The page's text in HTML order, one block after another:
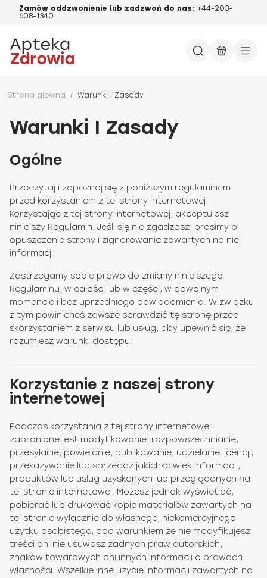
Zamów oddzwonienie lub zadzwoń do nas: +44-203-
608-1340
Strona główna / Warunki I Zasady
Warunki I Zasady
Ogólne
Przeczytaj i zapoznaj się z poniższym regulaminem
przed korzystaniem z tej strony internetowej.
Korzystając z tej strony internetowej, akceptujesz
niniejszy Regulamin. Jeśli się nie zgadzasz, prosimy o
opuszczenie strony i zignorowanie zawartych na niej
informacji.
Zastrzegamy sobie prawo do zmiany niniejszego
Regulaminu, w całości lub w części, w dowolnym
momencie i bez uprzedniego powiadomienia. W związku
z tym powinieneś zawsze sprawdzić tę stronę przed
skorzystaniem z serwisu lub usług, aby upewnić się, że
rozumiesz warunki dostępu.
Korzystanie z naszej strony
internetowej
Podczas korzystania z tej strony internetowej
zabronione jest modyfikowanie, rozpowszechnianie,
przesyłanie, powielanie, publikowanie, udzielanie licencji,
przekazywanie lub sprzedaż jakichkolwiek informacji,
produktów lub usług uzyskanych lub przeglądanych na
tej stronie internetowej. Możesz jednak wyświetlać,
pobierać lub drukować kopie materiałów zawartych na
tej stronie wyłącznie do własnego, niekomercyjnego
użytku osobistego, pod warunkiem że nie modyfikujesz
treści ani nie usuwasz żadnych praw autorskich,
znaków towarowych ani innych informacji o prawach
własności. Wszelkie inne użycie informacji zawartych na